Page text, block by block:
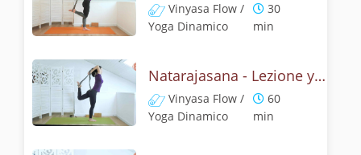
Vinyasa Flow /
Yoga Dinamico
30
min
Natarajasana - Lezione yoga con la mitologia della posizione di Shiva danzante
Vinyasa Flow /
Yoga Dinamico
60
min